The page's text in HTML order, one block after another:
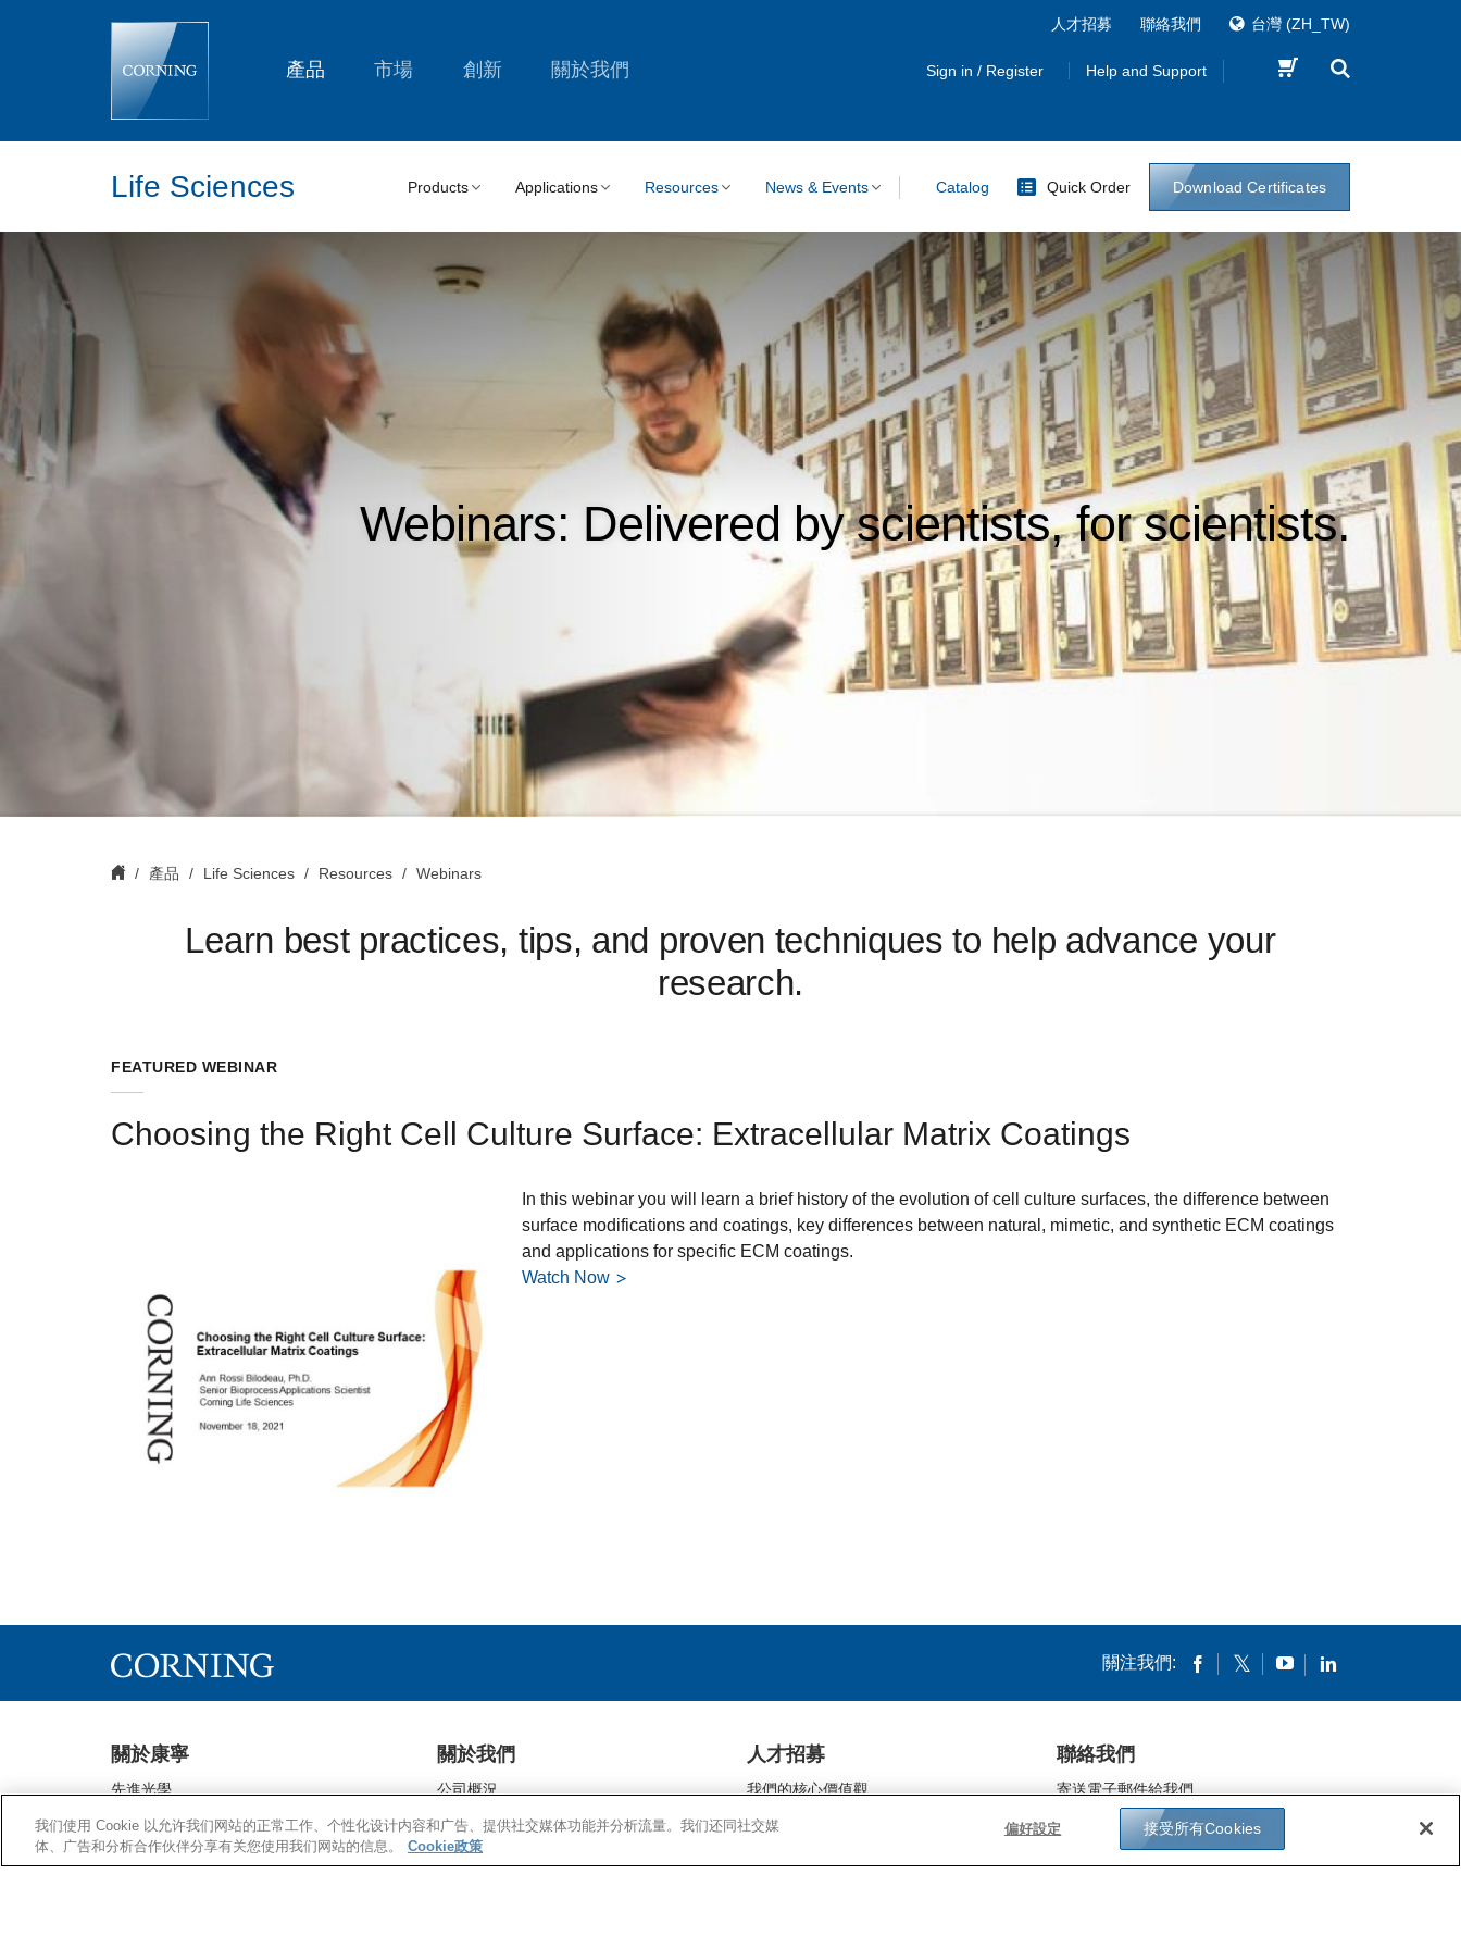
產品 市場 創新 關於我們
人才招募 聯絡我們 台灣 (ZH_TW)
Sign in / Register Help and Support
Life Sciences Products Applications Resources News & Events Catalog Quick Order Download Certificates
Webinars: Delivered by scientists, for scientists.
產品 Life Sciences Resources Webinars
Learn best practices, tips, and proven techniques to help advance your
research.
FEATURED WEBINAR
Choosing the Right Cell Culture Surface: Extracellular Matrix Coatings
In this webinar you will learn a brief history of the evolution of cell culture surfaces, the difference between
surface modifications and coatings, key differences between natural, mimetic, and synthetic ECM coatings
and applications for specific ECM coatings.
Watch Now
關注我們:
關於康寧
先進光學
顯示器玻璃
環保科技
關於我們
公司概況
企業公民
投資人關係
人才招募
我們的核心價值觀
康寧在全球
聯絡我們
寄送電子郵件給我們
我們的據點
我们使用 Cookie 以允许我们网站的正常工作、个性化设计内容和广告、提供社交媒体功能并分析流量。我们还同社交媒
体、广告和分析合作伙伴分享有关您使用我们网站的信息。
Cookie政策
偏好設定 接受所有Cookies